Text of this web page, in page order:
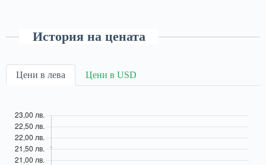
История на цената
Цени в лева Цени в USD